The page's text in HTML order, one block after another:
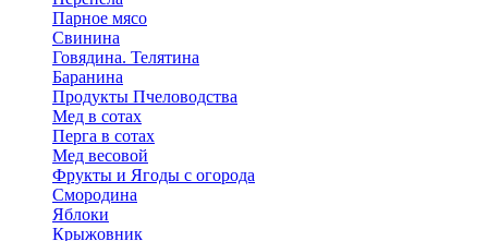
Парное мясо
Свинина
Говядина. Телятина
Баранина
Продукты Пчеловодства
Мед в сотах
Перга в сотах
Мед весовой
Фрукты и Ягоды с огорода
Смородина
Яблоки
Крыжовник